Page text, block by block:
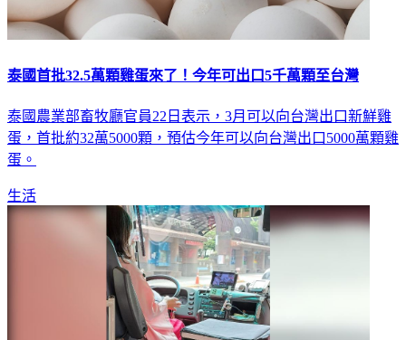
泰國首批32.5萬顆雞蛋來了！今年可出口5千萬顆至台灣
泰國農業部畜牧廳官員22日表示，3月可以向台灣出口新鮮雞
蛋，首批約32萬5000顆，預估今年可以向台灣出口5000萬顆雞
蛋。
生活